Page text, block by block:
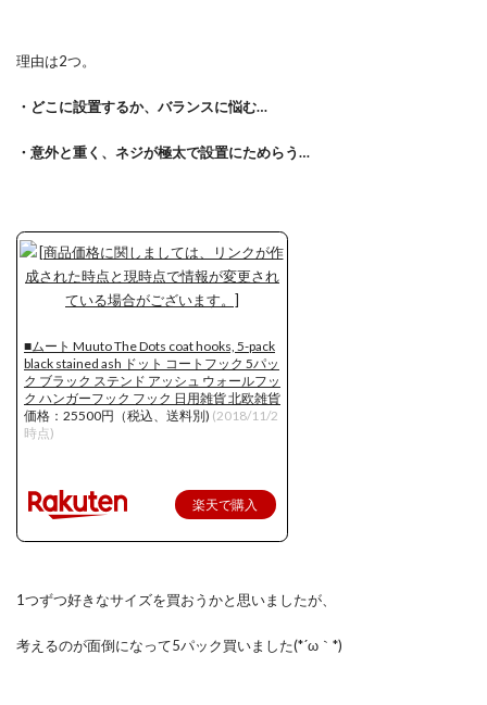
理由は2つ。
・どこに設置するか、バランスに悩む…
・意外と重く、ネジが極太で設置にためらう…
■ムート Muuto The Dots coat hooks, 5-pack
black stained ash ドット コートフック 5パッ
ク ブラック ステンド アッシュ ウォールフッ
ク ハンガーフック フック 日用雑貨 北欧雑貨
価格：25500円（税込、送料別) (2018/11/2
時点)
楽天で購入
1つずつ好きなサイズを買おうかと思いましたが、
考えるのが面倒になって5パック買いました(*´ω｀*)